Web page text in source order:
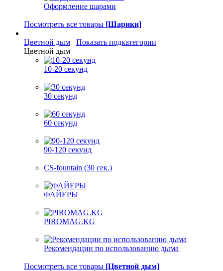
Оформление шарами
Посмотреть все товары [Шарики]
Цветной дым
Показать подкатегории
Цветной дым
10-20 секунд
30 секунд
60 секунд
90-120 секунд
CS-fountain (30 сек.)
ФАЙЕРЫ
PIROMAG.KG
Рекомендации по использованию дыма
Посмотреть все товары [Цветной дым]